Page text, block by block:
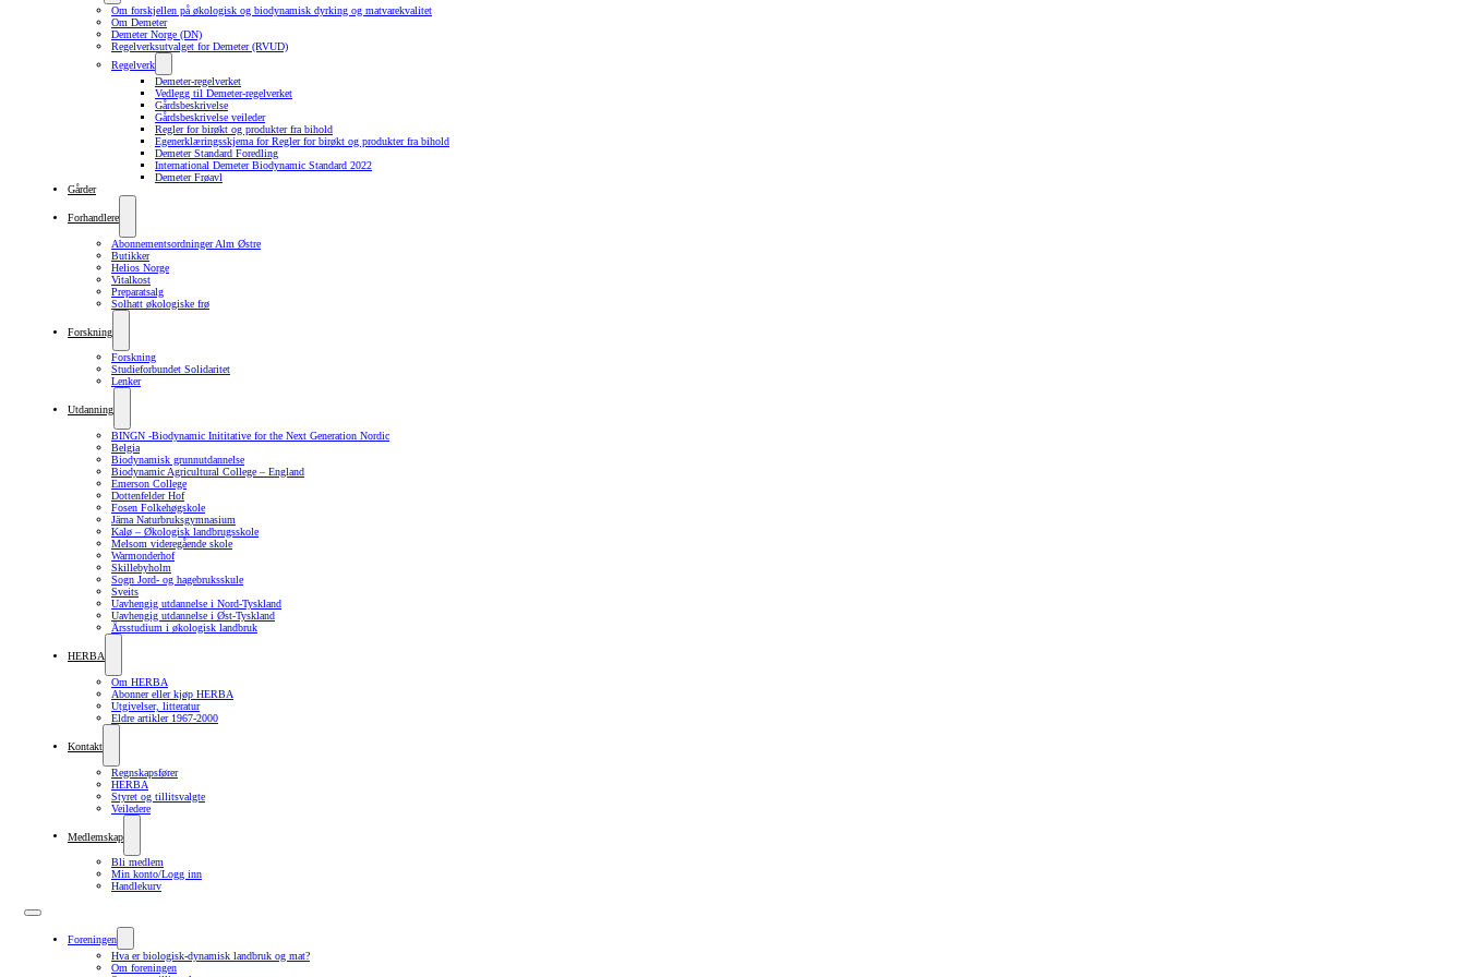
Om forskjellen på økologisk og biodynamisk dyrking og matvarekvalitet
Om Demeter
Demeter Norge (DN)
Regelverksutvalget for Demeter (RVUD)
Regelverk
Demeter-regelverket
Vedlegg til Demeter-regelverket
Gårdsbeskrivelse
Gårdsbeskrivelse veileder
Regler for birøkt og produkter fra bihold
Egenerklæringsskjema for Regler for birøkt og produkter fra bihold
Demeter Standard Foredling
International Demeter Biodynamic Standard 2022
Demeter Frøavl
Gårder
Forhandlere
Abonnementsordninger Alm Østre
Butikker
Helios Norge
Vitalkost
Preparatsalg
Solhatt økologiske frø
Forskning
Forskning
Studieforbundet Solidaritet
Lenker
Utdanning
BINGN -Biodynamic Inititative for the Next Generation Nordic
Belgia
Biodynamisk grunnutdannelse
Biodynamic Agricultural College – England
Emerson College
Dottenfelder Hof
Fosen Folkehøgskole
Järna Naturbruksgymnasium
Kalø – Økologisk landbrugsskole
Melsom videregående skole
Warmonderhof
Skillebyholm
Sogn Jord- og hagebruksskule
Sveits
Uavhengig utdannelse i Nord-Tyskland
Uavhengig utdannelse i Øst-Tyskland
Årsstudium i økologisk landbruk
HERBA
Om HERBA
Abonner eller kjøp HERBA
Utgivelser, litteratur
Eldre artikler 1967-2000
Kontakt
Regnskapsfører
HERBA
Styret og tillitsvalgte
Veiledere
Medlemskap
Bli medlem
Min konto/Logg inn
Handlekurv
Foreningen
Hva er biologisk-dynamisk landbruk og mat?
Om foreningen